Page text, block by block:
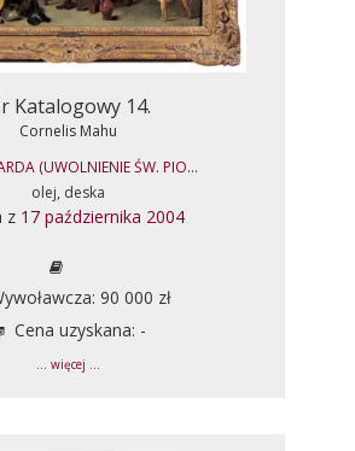
Katalogowy 14.
Cornelis Mahu
(UWOLNIENIE ŚW. PIO...
olej, deska
z 17 października 2004
90 000 zł
Cena uzyskana: -
... więcej ...